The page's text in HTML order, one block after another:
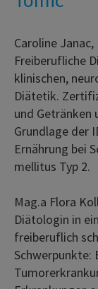
Caroline Janac,
Freiberufliche
klinischen,
Diätetik.
und Getränken
Grundlage der
Ernährung bei
mellitus Typ 2.
Mag.a Flora
Diätologin in
freiberuflich
Schwerpunkte: